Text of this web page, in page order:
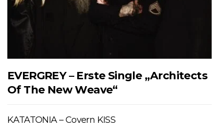
EVERGREY – Erste Single „Architects
Of The New Weave“
KATATONIA – Covern KISS